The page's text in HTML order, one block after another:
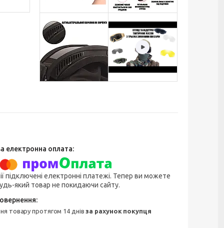
підключені електронні платежі. Тепер ви можете
який товар не покидаючи сайту.
товару протягом 14 днівза рахунок покупця